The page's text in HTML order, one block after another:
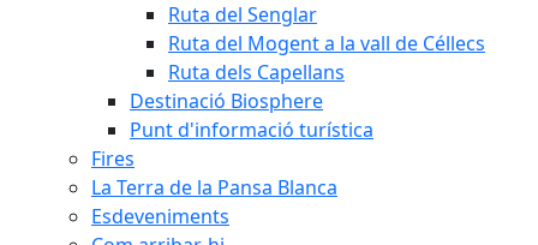
Ruta del Senglar
Ruta del Mogent a la vall de Céllecs
Ruta dels Capellans
Destinació Biosphere
Punt d'informació turística
Fires
La Terra de la Pansa Blanca
Esdeveniments